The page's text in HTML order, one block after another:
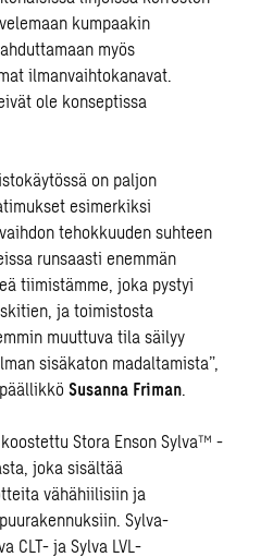
kumpaakin
myös
ilmanvaihtokanavat.
ole konseptissa
on paljon
esimerkiksi
tehokkuuden suhteen
runsaasti enemmän
tiimistämme, joka pystyi
ja toimistosta
muuttuva tila säilyy
sisäkaton madaltamista”,
Susanna Friman.
Stora Enson Sylva™ -
joka sisältää
vähähiilisiin ja
Sylva-
CLT- ja Sylva LVL-